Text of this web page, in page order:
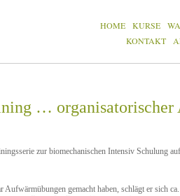
HOME KURSE
KONTAKT
… organisatorischer
zur biomechanischen Intensiv Schulung
Aufwärmübungen gemacht haben, schlägt er sich